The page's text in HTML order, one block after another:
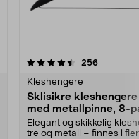
256
Kleshengere
Sklisikre
med metallpinne, 8-
Elegant og skikkelig
tre og metall – finnes i
4.5av 5 stjerner